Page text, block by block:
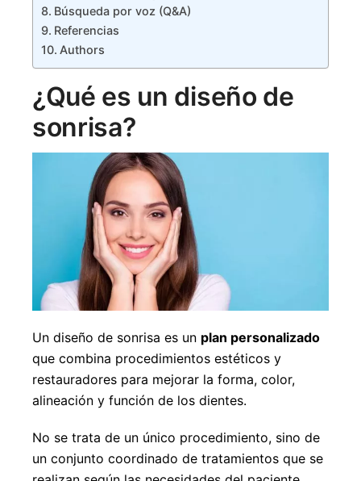
Búsqueda por voz (Q&A)
Referencias
Authors
¿Qué es un diseño de
sonrisa?
Un diseño de sonrisa es un plan personalizado
que combina procedimientos estéticos y
restauradores para mejorar la forma, color,
alineación y función de los dientes.
No se trata de un único procedimiento, sino de
un conjunto coordinado de tratamientos que se